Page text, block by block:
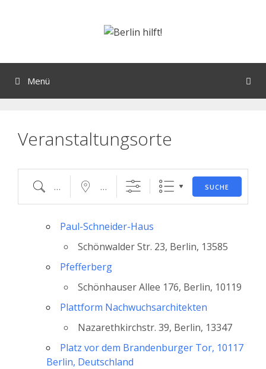
Menü
Veranstaltungsorte
SUCHE
mit vielen Veranstaltungen?
Paul-Schneider-Haus
Schönwalder Str. 23, Berlin, 13585
Pfefferberg
Schönhauser Allee 176, Berlin, 10119
Plattform Nachwuchsarchitekten
Nazarethkirchstr. 39, Berlin, 13347
Platz vor dem Brandenburger Tor, 10117
Berlin, Deutschland